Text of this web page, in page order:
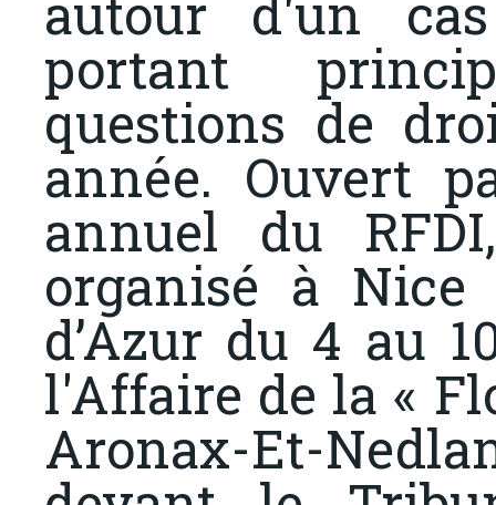
portant
questions de
année. Ouvert
annuel du
organisé à Nice
d’Azur du 4 au
l'Affaire de la «
Aronax-Et-